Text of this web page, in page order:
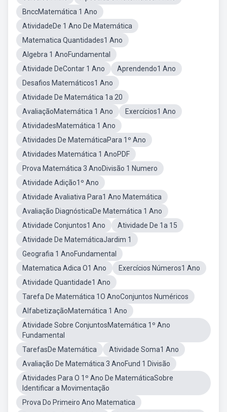
BnccMatemática 1 Ano
AtividadeDe 1 Ano De Matemática
Matematica Quantidades1 Ano
Algebra 1 AnoFundamental
Atividade DeContar 1 Ano
Aprendendo1 Ano
Desafios Matemáticos1 Ano
Atividade De Matemática 1a 20
AvaliaçãoMatemática 1 Ano
Exercícios1 Ano
AtividadesMatemática 1 Ano
Atividades De MatemáticaPara 1º Ano
Atividades Matemática 1 AnoPDF
Prova Matemática 3 AnoDivisão 1 Numero
Atividade Adição1º Ano
Atividade Avaliativa Para1 Ano Matemática
Avaliação DiagnósticaDe Matemática 1 Ano
Atividade Conjuntos1 Ano
Atividade De 1a 15
Atividade De MatemáticaJardim 1
Geografia 1 AnoFundamental
Matematica Adica O1 Ano
Exercícios Números1 Ano
Atividade Quantidade1 Ano
Tarefa De Matemática 1O AnoConjuntos Numéricos
AlfabetizaçãoMatemática 1 Ano
Atividade Sobre ConjuntosMatemática 1º Ano
Fundamental
TarefasDe Matemática
Atividade Soma1 Ano
Avaliação De Matemática 3 AnoFund 1 Divisão
Atividades Para O 1º Ano De MatemáticaSobre
Identificar a Movimentação
Prova Do Primeiro Ano Matematica